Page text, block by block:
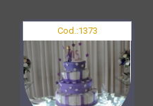
Cod.:1373